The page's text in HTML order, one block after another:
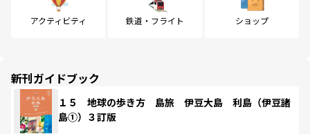
アクティビティ 鉄道・フライト ショップ
新刊ガイドブック
１５ 地球の歩き方 島旅 伊豆大島 利島（伊豆諸
島①）３訂版